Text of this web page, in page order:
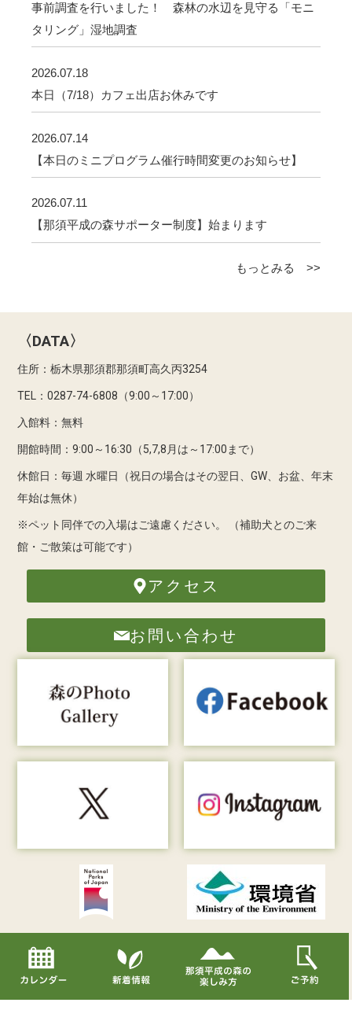
事前調査を行いました！ 森林の水辺を見守る「モニ
タリング」湿地調査
2026.07.18
本日（7/18）カフェ出店お休みです
2026.07.14
【本日のミニプログラム催行時間変更のお知らせ】
2026.07.11
【那須平成の森サポーター制度】始まります
もっとみる >>
〈DATA〉
住所：栃木県那須郡那須町高久丙3254
TEL：0287-74-6808（9:00～17:00）
入館料：無料
開館時間：9:00～16:30（5,7,8月は～17:00まで）
休館日：毎週 水曜日（祝日の場合はその翌日、GW、お盆、年末
年始は無休）
※ペット同伴での入場はご遠慮ください。
（補助犬とのご来
館・ご散策は可能です）
アクセス
お問い合わせ